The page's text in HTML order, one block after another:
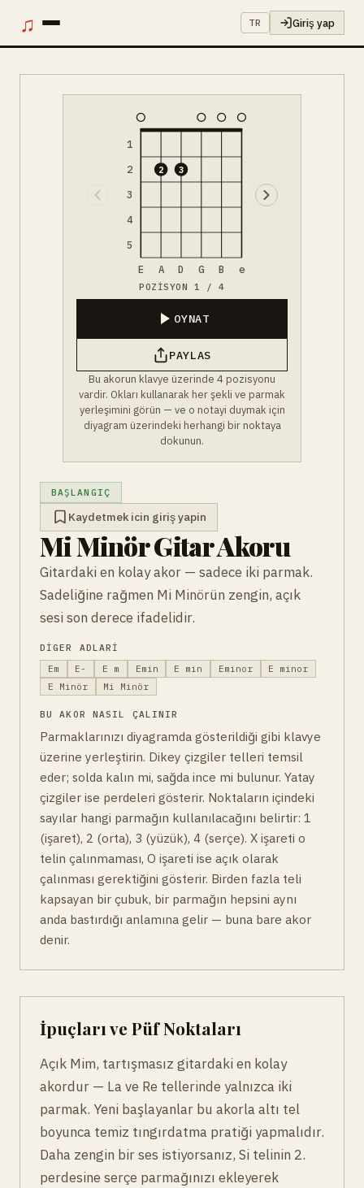
♫ TR Giriş yap
1
2
3
4
5
2 3
E A D G B e
POZISYON 1 / 4
OYNAT
PAYLAS
Bu akorun klavye üzerinde 4 pozisyonu
vardir. Okları kullanarak her şekli ve parmak
yerleşimini görün — ve o notayi duymak için
diyagram üzerindeki herhangi bir noktaya
dokunun.
BAŞLANGIÇ
Kaydetmek icin giriş yapin
Mi Minör Gitar Akoru
Gitardaki en kolay akor — sadece iki parmak.
Sadeliğine rağmen Mi Minörün zengin, açık
sesi son derece ifadelidir.
DIGER ADLARI
Em
E- E m Emin E min Eminor
E minor
E Minör
Mi Minör
BU AKOR NASIL ÇALINIR
Parmaklarınızı diyagramda gösterildiği gibi klavye
üzerine yerleştirin. Dikey çizgiler telleri temsil
eder; solda kalın mi, sağda ince mi bulunur. Yatay
çizgiler ise perdeleri gösterir. Noktaların içindeki
sayılar hangi parmağın kullanılacağını belirtir: 1
(işaret), 2 (orta), 3 (yüzük), 4 (serçe). X işareti o
telin çalınmaması, O işareti ise açık olarak
çalınması gerektiğini gösterir. Birden fazla teli
kapsayan bir çubuk, bir parmağın hepsini aynı
anda bastırdığı anlamına gelir — buna bare akor
denir.
İpuçları ve Püf Noktaları
Açık Mim, tartışmasız gitardaki en kolay
akordur — La ve Re tellerinde yalnızca iki
parmak. Yeni başlayanlar bu akorla altı tel
boyunca temiz tıngırdatma pratiği yapmalıdır.
Daha zengin bir ses istiyorsanız, Si telinin 2.
perdesine serçe parmağınızı ekleyerek